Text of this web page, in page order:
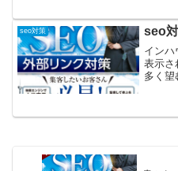
く見ら
検索
seo対策 seo
インハ
表示さ
多く望